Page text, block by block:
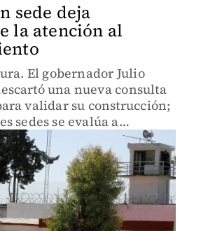
sede deja
la atención al
El gobernador Julio
una nueva consulta
validar su construcción;
sedes se evalúa a
Jacala y Huichapan